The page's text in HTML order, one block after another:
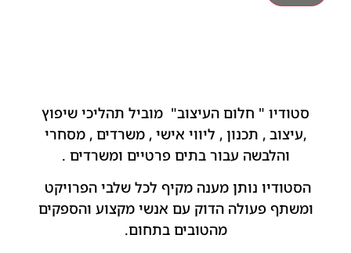
סטודיו " חלום העיצוב" מוביל תהליכי שיפוץ
,עיצוב , תכנון , ליווי אישי , משרדים , מסחרי
והלבשה עבור בתים פרטיים ומשרדים .
הסטודיו נותן מענה מקיף לכל שלבי הפרויקט
ומשתף פעולה הדוק עם אנשי מקצוע והספקים
מהטובים בתחום.